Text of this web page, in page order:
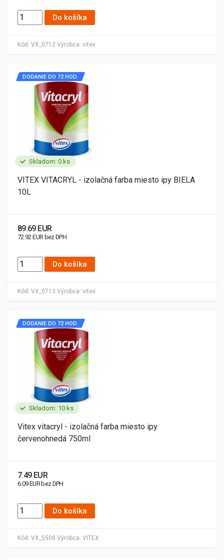
Kód: VX_0712 Výrobca: vitex
Do košíka
Skladom: 0 ks
Kód: VX_0713 Výrobca: vitex
DODANIE DO 72 HOD.
VITEX VITACRYL - izolačná farba miesto ipy BIELA
10L
89.69 EUR
72.92 EUR bez DPH
Do košíka
Skladom: 10 ks
Kód: VX_5508 Výrobca: VITEX
DODANIE DO 72 HOD.
Vitex vitacryl - izolačná farba miesto ipy
červenohnedá 750ml
7.49 EUR
6.09 EUR bez DPH
Do košíka